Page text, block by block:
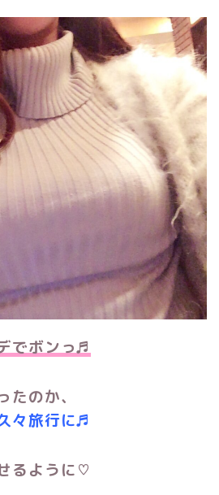
でボンっ♬
たのか、
々旅行に♬
るように♡